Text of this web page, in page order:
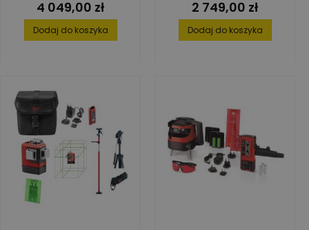
Cena
4 049,00 zł
Dodaj do koszyka
Cena
2 749,00 zł
Dodaj do koszyka